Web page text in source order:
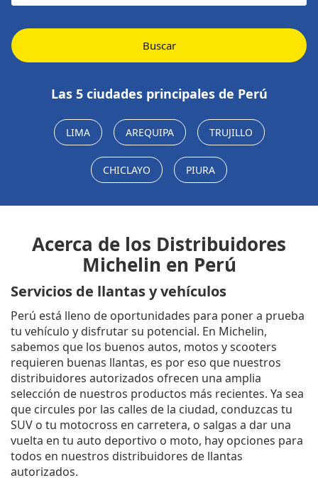
Buscar
Las 5 ciudades principales de Perú
LIMA AREQUIPA TRUJILLO
CHICLAYO PIURA
Acerca de los Distribuidores
Michelin en Perú
Servicios de llantas y vehículos
Perú está lleno de oportunidades para poner a prueba
tu vehículo y disfrutar su potencial. En Michelin,
sabemos que los buenos autos, motos y scooters
requieren buenas llantas, es por eso que nuestros
distribuidores autorizados ofrecen una amplia
selección de nuestros productos más recientes. Ya sea
que circules por las calles de la ciudad, conduzcas tu
SUV o tu motocross en carretera, o salgas a dar una
vuelta en tu auto deportivo o moto, hay opciones para
todos en nuestros distribuidores de llantas
autorizados.